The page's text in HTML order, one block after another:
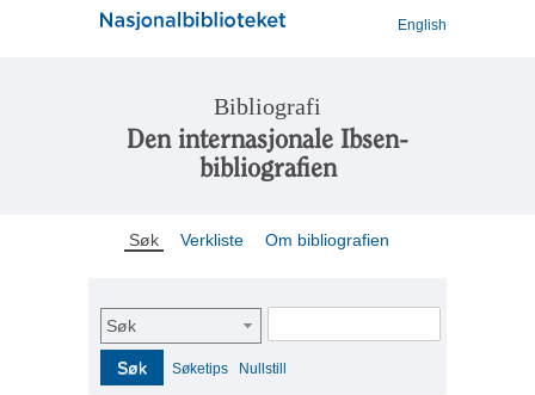
English
Bibliografi
Den internasjonale Ibsen-
bibliografien
Søk Verkliste Om bibliografien
Søk
Søk Søketips Nullstill